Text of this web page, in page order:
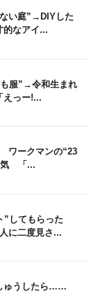
い庭”→DIYした
なアイ...
服”→令和生まれ
っー!...
ワークマンの“23
気 「...
”してもらった
に二度見さ...
ゅうしたら……